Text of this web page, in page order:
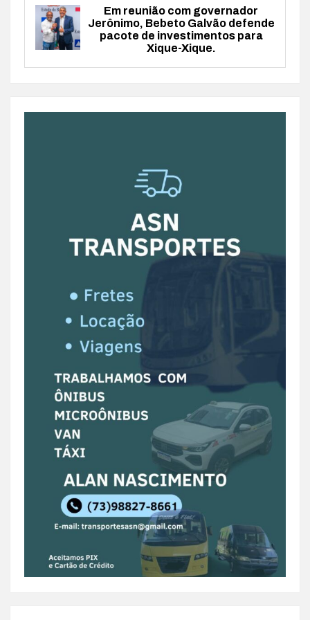
Em reunião com governador
Jerônimo, Bebeto Galvão defende
pacote de investimentos para
Xique-Xique.